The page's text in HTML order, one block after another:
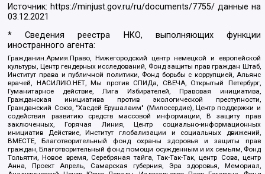
Источник: https://minjust.gov.ru/ru/documents/7755/ данные на
03.12.2021
* Сведения реестра НКО, выполняющих функции
иностранного агента:
Гражданин.Армия.Право, Нижегородский центр немецкой и европейской
культуры, Центр гендерных исследований, Фонд защиты прав граждан Штаб,
Институт права и публичной политики, Фонд борьбы с коррупцией, Альянс
врачей, НАСИЛИЮ.НЕТ, Мы против СПИДа, СВЕЧА, Открытый Петербург,
Гуманитарное действие, Лига Избирателей, Правовая инициатива,
Гражданская инициатива против экологической преступности,
Гражданский Союз, "Хасдей Ерушалаим" (Милосердие), Центр поддержки и
содействия развитию средств массовой информации, В защиту прав
заключенных, Горячая Линия, Центр социально-информационных
инициатив Действие, Институт глобализации и социальных движений,
ВМЕСТЕ, Благотворительный фонд охраны здоровья и защиты прав
граждан, Благотворительный фонд помощи осужденным и их семьям, Фонд
Тольятти, Новое время, Серебряная тайга, Так-Так-Так, центр Сова, центр
Анна, Проект Апрель, Самарская губерния, Эра здоровья, Мемориал,